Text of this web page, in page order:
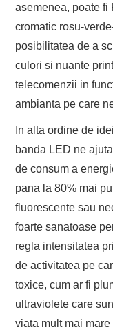
asemenea, poate fi
cromatic rosu-
posibilitatea de a
culori si nuante
telecomenzii in
ambianta pe care
In alta ordine de
banda LED ne
de consum a
pana la 80% mai
fluorescente sau
foarte sanatoase
regla intensitatea
de activitatea pe
toxice, cum ar fi
ultraviolete care
viata mult mai